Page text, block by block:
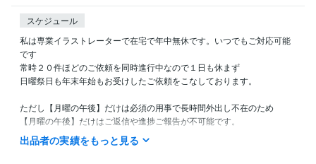
スケジュール
私は専業イラストレーターで在宅で年中無休です。いつでもご対応可能
です
常時２０件ほどのご依頼を同時進行中なので１日も休まず
日曜祭日も年末年始もお受けしたご依頼をこなしております。
ただし【月曜の午後】だけは必須の用事で長時間外出し不在のため
【月曜の午後】だけはご返信や進捗ご報告が不可能です。
また私の生活は体調によって夜型だったり昼型だったり変化し不規則で
出品者の実績をもっと見る